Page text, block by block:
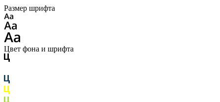
Размер шрифта
Цвет фона и шрифта